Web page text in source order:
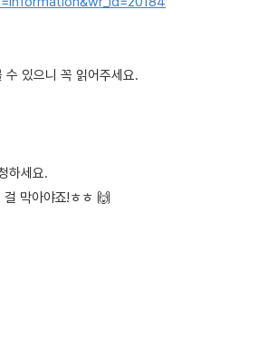
수 있으니 꼭 읽어주세요.
하세요.
막아야죠!ㅎㅎ 🙌